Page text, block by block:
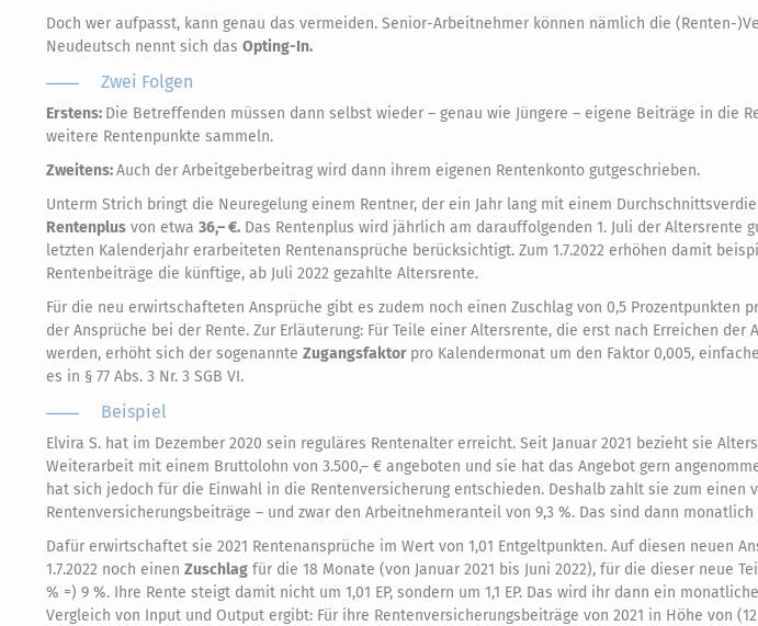
Doch wer aufpasst, kann genau das vermeiden. Senior-Arbeitnehmer können nämlich die (Renten-
Neudeutsch nennt sich das Opting-In.
Zwei Folgen
Erstens: Die Betreffenden müssen dann selbst wieder – genau wie Jüngere – eigene Beiträge in die
weitere Rentenpunkte sammeln.
Zweitens:Auch der Arbeitgeberbeitrag wird dann ihrem eigenen Rentenkonto gutgeschrieben.
Unterm Strich bringt die Neuregelung einem Rentner, der ein Jahr lang mit einem
Rentenplus von etwa 36,– €. Das Rentenplus wird jährlich am darauffolgenden 1. Juli der Altersrente
letzten Kalenderjahr erarbeiteten Rentenansprüche berücksichtigt. Zum 1.7.2022 erhöhen damit
Rentenbeiträge die künftige, ab Juli 2022 gezahlte Altersrente.
Für die neu erwirtschafteten Ansprüche gibt es zudem noch einen Zuschlag von 0,5 Prozentpunkten
der Ansprüche bei der Rente. Zur Erläuterung: Für Teile einer Altersrente, die erst nach Erreichen der
werden, erhöht sich der sogenannte Zugangsfaktor pro Kalendermonat um den Faktor 0,005,
es in § 77 Abs. 3 Nr. 3 SGB VI.
Beispiel
Elvira S. hat im Dezember 2020 sein reguläres Rentenalter erreicht. Seit Januar 2021 bezieht sie
Weiterarbeit mit einem Bruttolohn von 3.500,– € angeboten und sie hat das Angebot gern
hat sich jedoch für die Einwahl in die Rentenversicherung entschieden. Deshalb zahlt sie zum einen
Rentenversicherungsbeiträge – und zwar den Arbeitnehmeranteil von 9,3 %. Das sind dann monatlich
Dafür erwirtschaftet sie 2021 Rentenansprüche im Wert von 1,01 Entgeltpunkten. Auf diesen neuen
1.7.2022 noch einen Zuschlag für die 18 Monate (von Januar 2021 bis Juni 2022), für die dieser neue
% =) 9 %. Ihre Rente steigt damit nicht um 1,01 EP, sondern um 1,1 EP. Das wird ihr dann ein
Vergleich von Input und Output ergibt: Für ihre Rentenversicherungsbeiträge von 2021 in Höhe von